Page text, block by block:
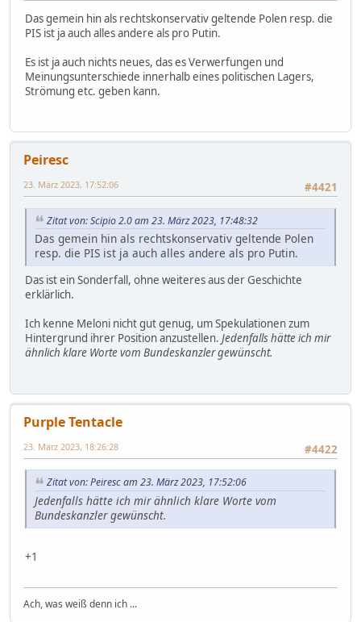
Das gemein hin als rechtskonservativ geltende Polen resp. die
PIS ist ja auch alles andere als pro Putin.
Es ist ja auch nichts neues, das es Verwerfungen und
Meinungsunterschiede innerhalb eines politischen Lagers,
Strömung etc. geben kann.
Peiresc
#4421
23. März 2023, 17:52:06
Zitat von: Scipio 2.0 am 23. März 2023, 17:48:32
Das gemein hin als rechtskonservativ geltende Polen
resp. die PIS ist ja auch alles andere als pro Putin.
Das ist ein Sonderfall, ohne weiteres aus der Geschichte
erklärlich.
Ich kenne Meloni nicht gut genug, um Spekulationen zum
Hintergrund ihrer Position anzustellen. Jedenfalls hätte ich mir
ähnlich klare Worte vom Bundeskanzler gewünscht.
Purple Tentacle
#4422
23. März 2023, 18:26:28
Zitat von: Peiresc am 23. März 2023, 17:52:06
Jedenfalls hätte ich mir ähnlich klare Worte vom
Bundeskanzler gewünscht.
+1
Ach, was weiß denn ich ...